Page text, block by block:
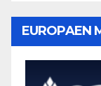
EUROPAEN